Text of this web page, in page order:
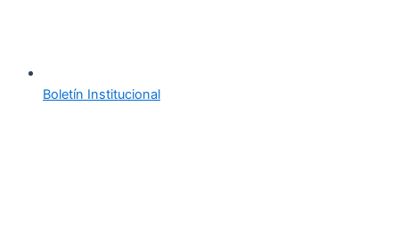
Boletín Institucional